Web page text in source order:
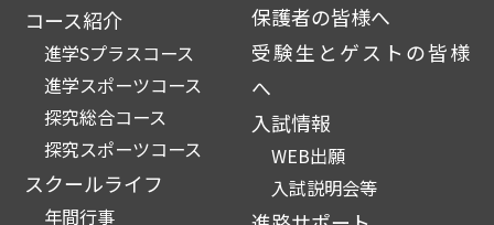
コース紹介
進学Sプラスコース
進学スポーツコース
探究総合コース
探究スポーツコース
スクールライフ
年間行事
保護者の皆様へ
受験生とゲストの皆様
へ
入試情報
WEB出願
入試説明会等